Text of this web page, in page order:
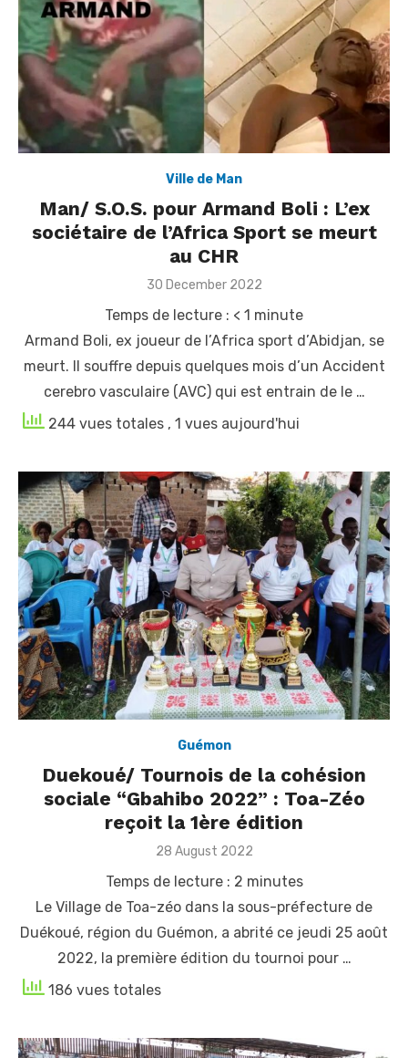
Ville de Man
Man/ S.O.S. pour Armand Boli : L’ex
sociétaire de l’Africa Sport se meurt
au CHR
Posted
30 December 2022
Temps de lecture : < 1 minute
Armand Boli, ex joueur de l’Africa sport d’Abidjan, se
meurt. Il souffre depuis quelques mois d’un Accident
cerebro vasculaire (AVC) qui est entrain de le …
244 vues totales , 1 vues aujourd'hui
Guémon
Duekoué/ Tournois de la cohésion
sociale “Gbahibo 2022” : Toa-Zéo
reçoit la 1ère édition
Posted
28 August 2022
Temps de lecture : 2 minutes
Le Village de Toa-zéo dans la sous-préfecture de
Duékoué, région du Guémon, a abrité ce jeudi 25 août
2022, la première édition du tournoi pour …
186 vues totales